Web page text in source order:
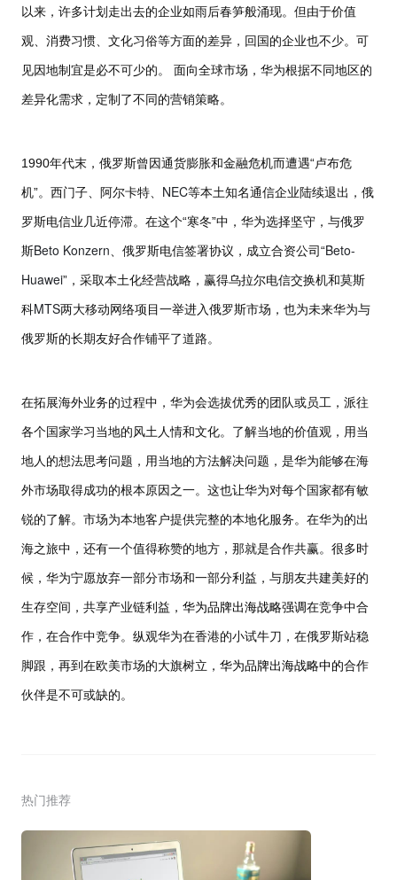
以来，许多计划走出去的企业如雨后春笋般涌现。但由于价值
观、消费习惯、文化习俗等方面的差异，回国的企业也不少。可
见因地制宜是必不可少的。 面向全球市场，华为根据不同地区的
差异化需求，定制了不同的营销策略。
1990年代末，俄罗斯曾因通货膨胀和金融危机而遭遇“卢布危
机”。西门子、阿尔卡特、 NEC等本土知名通信企业陆续退出，俄
罗斯电信业几近停滞。在这个“寒冬”中，华为选择坚守，与俄罗
斯Beto Konzern 、俄罗斯电信签署协议，成立合资公司“Beto-
Huawei”，采取本土化经营战略，赢得乌拉尔电信交换机和莫斯
科MTS两大移动网络项目一举进入俄罗斯市场，也为未来华为与
俄罗斯的长期友好合作铺平了道路。
在拓展海外业务的过程中，华为会选拔优秀的团队或员工，派往
各个国家学习当地的风土人情和文化。了解当地的价值观，用当
地人的想法思考问题，用当地的方法解决问题，是华为能够在海
外市场取得成功的根本原因之一。这也让华为对每个国家都有敏
锐的了解。市场为本地客户提供完整的本地化服务。在华为的出
海之旅中，还有一个值得称赞的地方，那就是合作共赢。很多时
候，华为宁愿放弃一部分市场和一部分利益，与朋友共建美好的
生存空间，共享产业链利益， 华为品牌出海战略强调在竞争中合
作，在合作中竞争。纵观华为在香港的小试牛刀，在俄罗斯站稳
脚跟，再到在欧美市场的大旗树立， 华为品牌出海战略中的合作
伙伴是不可或缺的。
热门推荐